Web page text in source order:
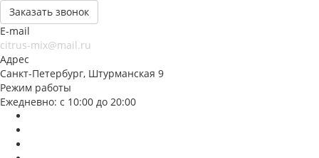
Заказать звонок
E-mail
citrus-mix@mail.ru
Адрес
Санкт-Петербург, Штурманская 9
Режим работы
Ежедневно: с 10:00 до 20:00